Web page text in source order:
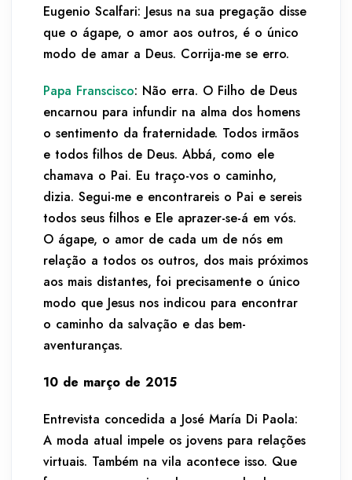
Eugenio Scalfari: Jesus na sua pregação disse
que o ágape, o amor aos outros, é o único
modo de amar a Deus. Corrija-me se erro.
Papa Franscisco: Não erra. O Filho de Deus
encarnou para infundir na alma dos homens
o sentimento da fraternidade. Todos irmãos
e todos filhos de Deus. Abbá, como ele
chamava o Pai. Eu traço-vos o caminho,
dizia. Segui-me e encontrareis o Pai e sereis
todos seus filhos e Ele aprazer-se-á em vós.
O ágape, o amor de cada um de nós em
relação a todos os outros, dos mais próximos
aos mais distantes, foi precisamente o único
modo que Jesus nos indicou para encontrar
o caminho da salvação e das bem-
aventuranças.
10 de março de 2015
Entrevista concedida a José María Di Paola:
A moda atual impele os jovens para relações
virtuais. Também na vila acontece isso. Que